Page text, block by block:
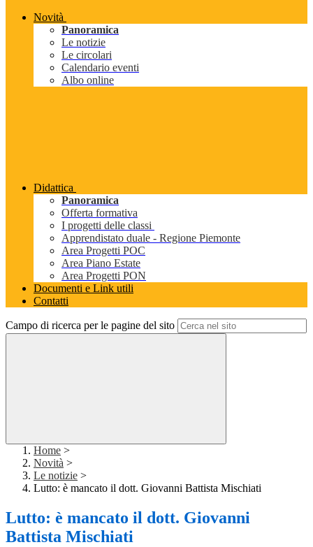
Novità
Panoramica
Le notizie
Le circolari
Calendario eventi
Albo online
Didattica
Panoramica
Offerta formativa
I progetti delle classi
Apprendistato duale - Regione Piemonte
Area Progetti POC
Area Piano Estate
Area Progetti PON
Documenti e Link utili
Contatti
Campo di ricerca per le pagine del sito
Home >
Novità >
Le notizie >
Lutto: è mancato il dott. Giovanni Battista Mischiati
Lutto: è mancato il dott. Giovanni
Battista Mischiati